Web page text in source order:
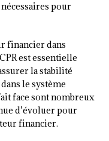
pour
financier dans
est essentielle
la stabilité
le système
face sont nombreux
d’évoluer pour
financier.